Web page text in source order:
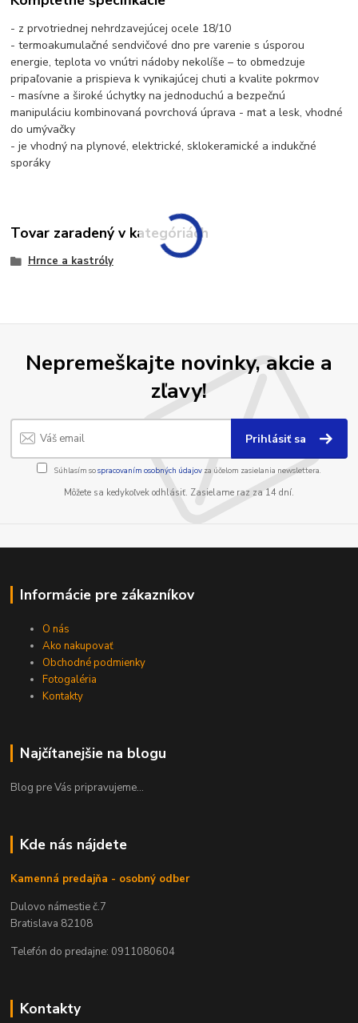
- z prvotriednej nehrdzavejúcej ocele 18/10
- termoakumulačné sendvičové dno pre varenie s úsporou
energie, teplota vo vnútri nádoby nekolíše – to obmedzuje
pripaľovanie a prispieva k vynikajúcej chuti a kvalite pokrmov
- masívne a široké úchytky na jednoduchú a bezpečnú
manipuláciu kombinovaná povrchová úprava - mat a lesk, vhodné
do umývačky
- je vhodný na plynové, elektrické, sklokeramické a indukčné
sporáky
Tovar zaradený v kategóriách
Hrnce a kastróly
Nepremeškajte novinky, akcie a
zľavy!
Prihlásiť sa
Súhlasím sospracovaním osobných údajov za účelom zasielania newslettera.
Môžete sa kedykoľvek odhlásiť. Zasielame raz za 14 dní.
Informácie pre zákazníkov
O nás
Ako nakupovať
Obchodné podmienky
Fotogaléria
Kontakty
Najčítanejšie na blogu
Blog pre Vás pripravujeme...
Kde nás nájdete
Kamenná predajňa - osobný odber
Dulovo námestie č.7
Bratislava 82108
Telefón do predajne: 0911080604
Kontakty